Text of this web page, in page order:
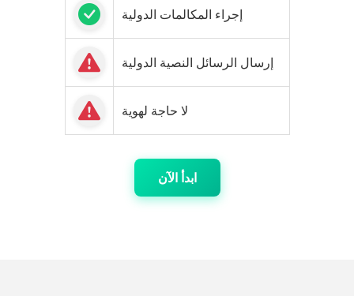
إجراء المكالمات الدولية
إرسال الرسائل النصية الدولية
لا حاجة لهوية
ابدأ الآن